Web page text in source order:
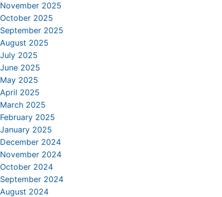
November 2025
October 2025
September 2025
August 2025
July 2025
June 2025
May 2025
April 2025
March 2025
February 2025
January 2025
December 2024
November 2024
October 2024
September 2024
August 2024